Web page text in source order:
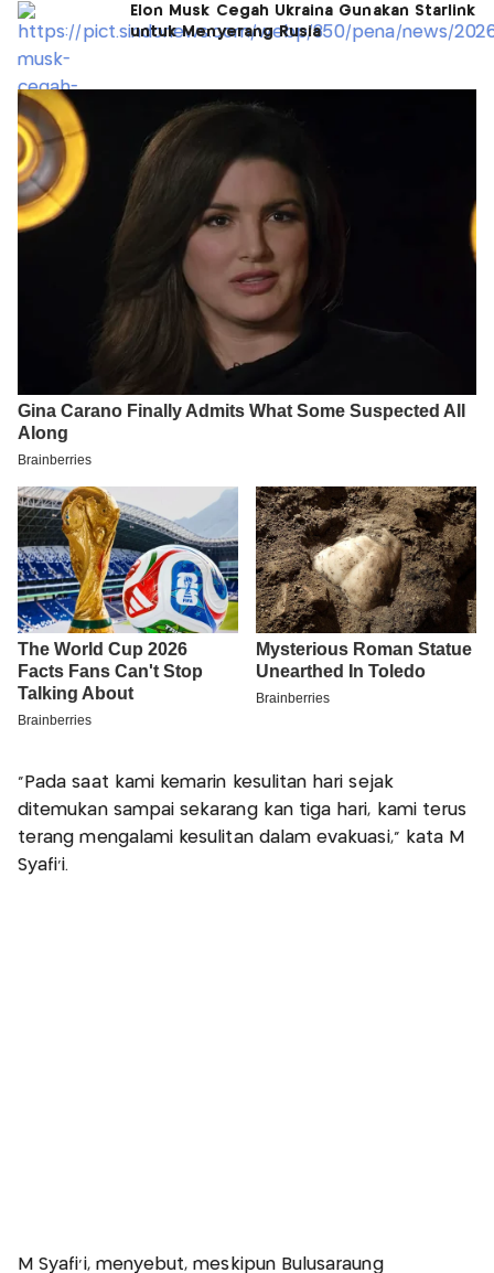
Elon Musk Cegah Ukraina Gunakan Starlink
untuk Menyerang Rusia
"Pada saat kami kemarin kesulitan hari sejak
ditemukan sampai sekarang kan tiga hari, kami terus
terang mengalami kesulitan dalam evakuasi," kata M
Syafi'i.
M Syafi'i, menyebut, meskipun Bulusaraung